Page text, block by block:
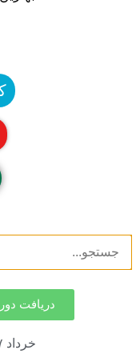
دریافت دوره
خرداد ۲۷, ۱۴۰۱